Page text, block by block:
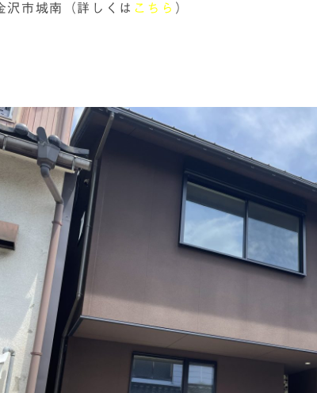
沢市城南（詳しくは こちら ）